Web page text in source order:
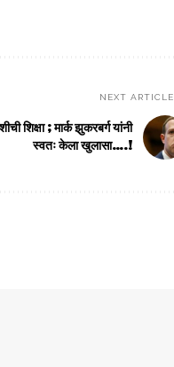
NEXT ARTICLE
शिक्षा ; मार्क झुकरबर्ग यांनी
स्वतः केला खुलासा….!